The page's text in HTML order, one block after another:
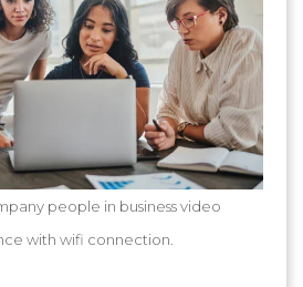
people in business video
with wifi connection.